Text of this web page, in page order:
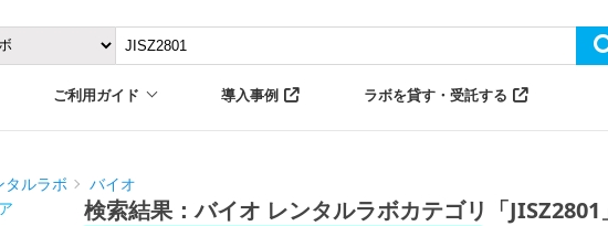
ご利用ガイド 導入事例 ラボを貸す・受託する
タルラボ バイオ
検索結果：バイオ レンタルラボカテゴリ「JISZ2801